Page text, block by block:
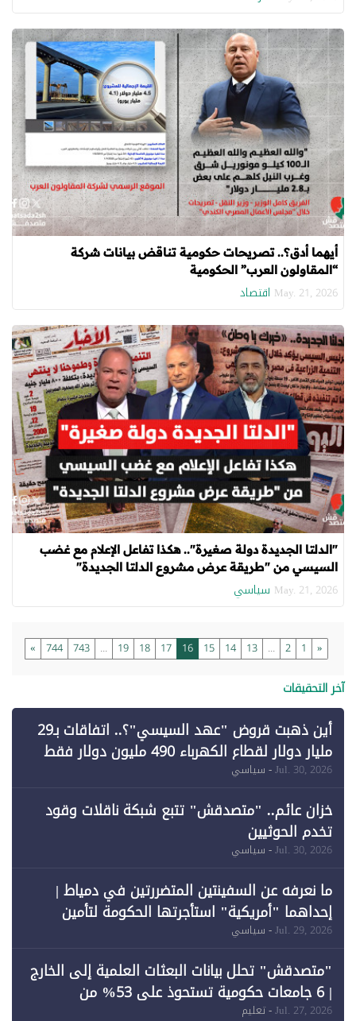
أيهما أدق؟.. تصريحات حكومية تناقض بيانات شركة
“المقاولون العرب” الحكومية
May. 21, 2026 اقتصاد
"الدلتا الجديدة دولة صغيرة".. هكذا تفاعل الإعلام مع غضب
السيسي من "طريقة عرض مشروع الدلتا الجديدة"
May. 21, 2026 سياسي
«
1
2
...
13
14
15
16
17
18
19
...
743
744
»
آخر التحقيقات
أين ذهبت قروض "عهد السيسي"؟.. اتفاقات بـ29
مليار دولار لقطاع الكهرباء 490 مليون دولار فقط
لـ"الطاقة المتجددة" (1)
Jul. 30, 2026- سياسي
خزان عائم.. "متصدقش" تتبع شبكة ناقلات وقود
تخدم الحوثيين
Jul. 30, 2026- سياسي
ما نعرفه عن السفينتين المتضررتين في دمياط |
إحداهما "أمريكية" استأجرتها الحكومة لتأمين
احتياجات الطاقة
Jul. 29, 2026- سياسي
"متصدقش" تحلل بيانات البعثات العلمية إلى الخارج
| 6 جامعات حكومية تستحوذ على 53% من
Jul. 27, 2026- تعليم